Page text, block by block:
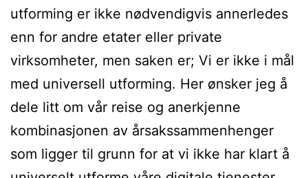
utforming er ikke nødvendigvis annerledes
enn for andre etater eller private
virksomheter, men saken er; Vi er ikke i mål
med universell utforming. Her ønsker jeg å
dele litt om vår reise og anerkjenne
kombinasjonen av årsakssammenhenger
som ligger til grunn for at vi ikke har klart å